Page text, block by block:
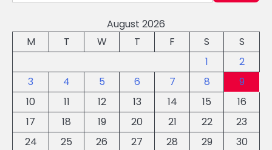
August 2026
M
T W T F S
S
1
2
3
4 5 6 7 8
9
10
11 12 13 14 15
16
17
18 19 20 21 22
23
24
25 26 27 28 29
30